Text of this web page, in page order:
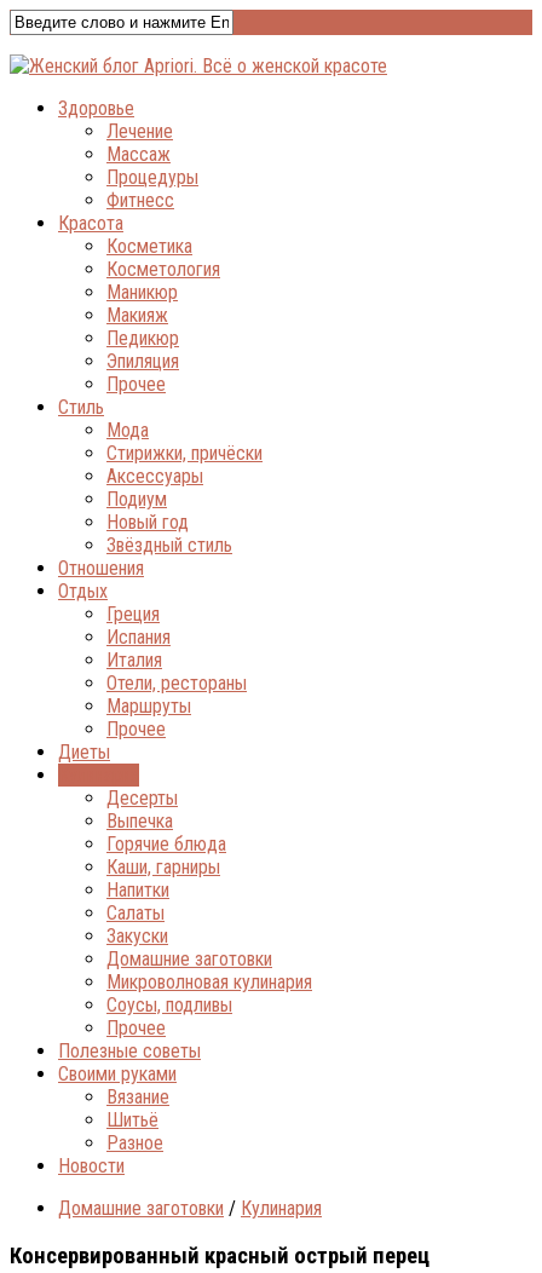
Здоровье
Лечение
Массаж
Процедуры
Фитнесс
Красота
Косметика
Косметология
Маникюр
Макияж
Педикюр
Эпиляция
Прочее
Стиль
Мода
Стирижки, причёски
Аксессуары
Подиум
Новый год
Звёздный стиль
Отношения
Отдых
Греция
Испания
Италия
Отели, рестораны
Маршруты
Прочее
Диеты
Десерты
Выпечка
Горячие блюда
Каши, гарниры
Напитки
Салаты
Закуски
Домашние заготовки
Микроволновая кулинария
Соусы, подливы
Прочее
Полезные советы
Своими руками
Вязание
Шитьё
Разное
Новости
Домашние заготовки / Кулинария
Консервированный красный острый перец